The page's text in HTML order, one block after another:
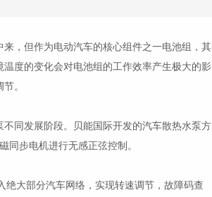
，但作为电动汽车的核心组件之一电池组，其
度的变化会对电池组的工作效率产生极大的影
。
同发展阶段。贝能国际开发的汽车散热水泵方
同步电机进行无感正弦控制。
大部分汽车网络，实现转速调节，故障码查